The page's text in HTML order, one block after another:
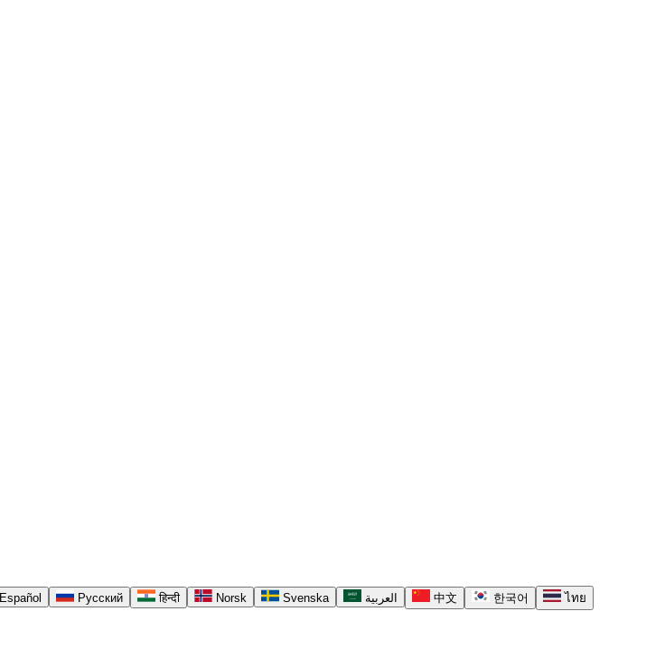
Español Русский हिन्दी Norsk Svenska العربية 中文 한국어
ไทย